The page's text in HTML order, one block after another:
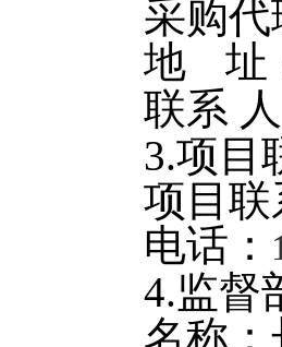
采购代
地
址
联系
3.项目
项目
电话：
4.监督
名称